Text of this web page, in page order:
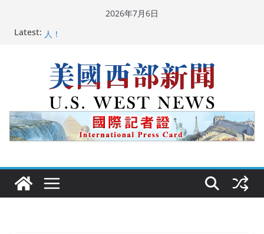
2026年7月6日
Latest: 美国最高法院维持“出生公民权” : 出生在美国就是美国
再次访华
广州市沉香协会会长周天明：让沉香有序走向世界
美国推出付费签证加急试点 750美元可获优先面谈
美国加州正式设立“李小龙日” 成首位获州级纪念日华裔
美国人